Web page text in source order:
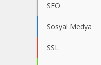
SEO
Sosyal Medya
SSL